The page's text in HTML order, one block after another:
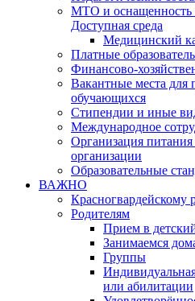
МТО и оснащенность
Доступная среда
Медицинский
Платные
Финансово-
Вакантные места для
обучающихся
Стипендии и иные
Международное
Организация питания
организации
Образовательные
ВАЖНО
Красногвардейскому
Родителям
Прием в
Занимаемся
Группы
или абилитации